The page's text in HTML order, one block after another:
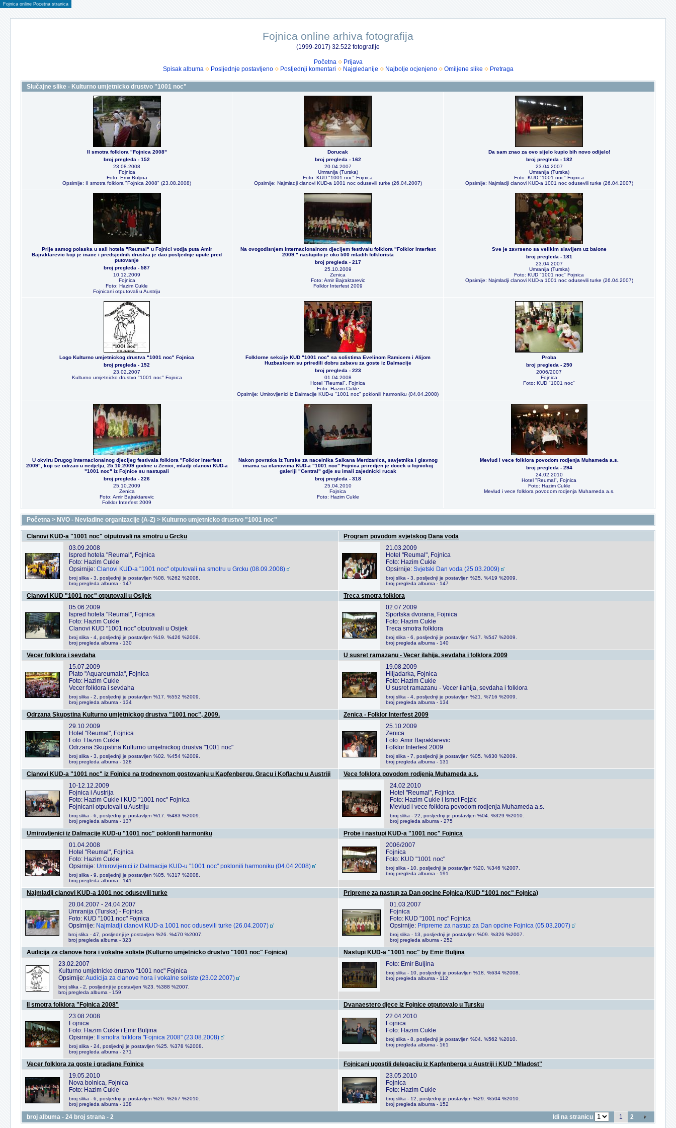
Fojnica online Pocetna stranica
Fojnica online arhiva fotografija
(1999-2017) 32.522 fotografije
Početna
Prijava
Spisak albuma
Posljednje postavljeno Posljednji komentari Najgledanije Najbolje ocjenjeno Omiljene slike Pretraga
Slučajne slike - Kulturno umjetnicko drustvo "1001 noc"
II smotra folklora "Fojnica 2008"
broj pregleda - 152
23.08.2008
Fojnica
Foto: Emir Buljina
Opsirnije: II smotra folklora "Fojnica 2008" (23.08.2008)
Dorucak
broj pregleda - 162
20.04.2007
Umranija (Turska)
Foto: KUD "1001 noc" Fojnica
Opsirnije: Najmladji clanovi KUD-a 1001 noc odusevili turke (26.04.2007)
Da sam znao za ovo sijelo kupio bih novo odijelo!
broj pregleda - 182
23.04.2007
Umranija (Turska)
Foto: KUD "1001 noc" Fojnica
Opsirnije: Najmladji clanovi KUD-a 1001 noc odusevili turke (26.04.2007)
Prije samog polaska u sali hotela "Reumal" u Fojnici vodja puta Amir
Bajraktarevic koji je inace i predsjednik drustva je dao posljednje upute pred
putovanje
broj pregleda - 587
10.12.2009
Fojnica
Foto: Hazim Cukle
Fojnicani otputovali u Austriju
Na ovogodisnjem internacionalnom djecijem festivalu folklora "Folklor Interfest
2009." nastupilo je oko 500 mladih folklorista
broj pregleda - 217
25.10.2009
Zenica
Foto: Amir Bajraktarevic
Folklor Interfest 2009
Sve je zavrseno sa velikim slavljem uz balone
broj pregleda - 181
23.04.2007
Umranija (Turska)
Foto: KUD "1001 noc" Fojnica
Opsirnije: Najmladji clanovi KUD-a 1001 noc odusevili turke (26.04.2007)
Logo Kulturno umjetnickog drustva "1001 noc" Fojnica
broj pregleda - 152
23.02.2007
Kulturno umjetnicko drustvo "1001 noc" Fojnica
Folklorne sekcije KUD "1001 noc" sa solistima Evelinom Ramicem i Alijom
Huzbasicem su priredili dobru zabavu za goste iz Dalmacije
broj pregleda - 223
01.04.2008
Hotel "Reumal", Fojnica
Foto: Hazim Cukle
Opsirnije: Umirovljenici iz Dalmacije KUD-u "1001 noc" poklonili harmoniku (04.04.2008)
Proba
broj pregleda - 250
2006/2007
Fojnica
Foto: KUD "1001 noc"
U okviru Drugog internacionalnog djecijeg festivala folklora "Folklor Interfest
2009", koji se odrzao u nedjelju, 25.10.2009 godine u Zenici, mladji clanovi KUD-a
"1001 noc" iz Fojnice su nastupali
broj pregleda - 226
25.10.2009
Zenica
Foto: Amir Bajraktarevic
Folklor Interfest 2009
Nakon povratka iz Turske za nacelnika Salkana Merdzanica, savjetnika i glavnog
imama sa clanovima KUD-a "1001 noc" Fojnica priredjen je docek u fojnickoj
galeriji "Central" gdje su imali zajednicki rucak
broj pregleda - 318
25.04.2010
Fojnica
Foto: Hazim Cukle
Mevlud i vece folklora povodom rodjenja Muhameda a.s.
broj pregleda - 294
24.02.2010
Hotel "Reumal", Fojnica
Foto: Hazim Cukle
Mevlud i vece folklora povodom rodjenja Muhameda a.s.
Početna > NVO - Nevladine organizacije (A-Z) > Kulturno umjetnicko drustvo "1001 noc"
Clanovi KUD-a "1001 noc" otputovali na smotru u Grcku
03.09.2008
Ispred hotela "Reumal", Fojnica
Foto: Hazim Cukle
Opsirnije: Clanovi KUD-a "1001 noc" otputovali na smotru u Grcku (08.09.2008)
broj slika - 3, posljednji je postavljen %08. %262 %2008.
broj pregleda albuma - 147
Program povodom svjetskog Dana voda
21.03.2009
Hotel "Reumal", Fojnica
Foto: Hazim Cukle
Opsirnije: Svjetski Dan voda (25.03.2009)
broj slika - 3, posljednji je postavljen %25. %419 %2009.
broj pregleda albuma - 147
Clanovi KUD "1001 noc" otputovali u Osijek
05.06.2009
Ispred hotela "Reumal", Fojnica
Foto: Hazim Cukle
Clanovi KUD "1001 noc" otputovali u Osijek
broj slika - 4, posljednji je postavljen %19. %426 %2009.
broj pregleda albuma - 130
Treca smotra folklora
02.07.2009
Sportska dvorana, Fojnica
Foto: Hazim Cukle
Treca smotra folklora
broj slika - 6, posljednji je postavljen %17. %547 %2009.
broj pregleda albuma - 140
Vecer folklora i sevdaha
15.07.2009
Plato "Aquareumala", Fojnica
Foto: Hazim Cukle
Vecer folklora i sevdaha
broj slika - 2, posljednji je postavljen %17. %552 %2009.
broj pregleda albuma - 134
U susret ramazanu - Vecer ilahija, sevdaha i folklora 2009
19.08.2009
Hiljadarka, Fojnica
Foto: Hazim Cukle
U susret ramazanu - Vecer ilahija, sevdaha i folklora
broj slika - 4, posljednji je postavljen %21. %716 %2009.
broj pregleda albuma - 134
Odrzana Skupstina Kulturno umjetnickog drustva "1001 noc", 2009.
29.10.2009
Hotel "Reumal", Fojnica
Foto: Hazim Cukle
Odrzana Skupstina Kulturno umjetnickog drustva "1001 noc"
broj slika - 3, posljednji je postavljen %02. %454 %2009.
broj pregleda albuma - 128
Zenica - Folklor Interfest 2009
25.10.2009
Zenica
Foto: Amir Bajraktarevic
Folklor Interfest 2009
broj slika - 7, posljednji je postavljen %05. %630 %2009.
broj pregleda albuma - 131
Clanovi KUD-a "1001 noc" iz Fojnice na trodnevnom gostovanju u Kapfenbergu, Gracu i Koflachu u Austriji
10-12.12.2009
Fojnica i Austrija
Foto: Hazim Cukle i KUD "1001 noc" Fojnica
Fojnicani otputovali u Austriju
broj slika - 6, posljednji je postavljen %17. %483 %2009.
broj pregleda albuma - 137
Vece folklora povodom rodjenja Muhameda a.s.
24.02.2010
Hotel "Reumal", Fojnica
Foto: Hazim Cukle i Ismet Fejzic
Mevlud i vece folklora povodom rodjenja Muhameda a.s.
broj slika - 22, posljednji je postavljen %04. %329 %2010.
broj pregleda albuma - 275
Umirovljenici iz Dalmacije KUD-u "1001 noc" poklonili harmoniku
01.04.2008
Hotel "Reumal", Fojnica
Foto: Hazim Cukle
Opsirnije: Umirovljenici iz Dalmacije KUD-u "1001 noc" poklonili harmoniku (04.04.2008)
broj slika - 9, posljednji je postavljen %05. %317 %2008.
broj pregleda albuma - 141
Probe i nastupi KUD-a "1001 noc" Fojnica
2006/2007
Fojnica
Foto: KUD "1001 noc"
broj slika - 10, posljednji je postavljen %20. %346 %2007.
broj pregleda albuma - 191
Najmladji clanovi KUD-a 1001 noc odusevili turke
20.04.2007 - 24.04.2007
Umranija (Turska) - Fojnica
Foto: KUD "1001 noc" Fojnica
Opsirnije: Najmladji clanovi KUD-a 1001 noc odusevili turke (26.04.2007)
broj slika - 47, posljednji je postavljen %26. %470 %2007.
broj pregleda albuma - 323
Pripreme za nastup za Dan opcine Fojnica (KUD "1001 noc" Fojnica)
01.03.2007
Fojnica
Foto: KUD "1001 noc" Fojnica
Opsirnije: Pripreme za nastup za Dan opcine Fojnica (05.03.2007)
broj slika - 13, posljednji je postavljen %09. %326 %2007.
broj pregleda albuma - 252
Audicija za clanove hora i vokalne soliste (Kulturno umjetnicko drustvo "1001 noc" Fojnica)
23.02.2007
Kulturno umjetnicko drustvo "1001 noc" Fojnica
Opsirnije:Audicija za clanove hora i vokalne soliste (23.02.2007)
broj slika - 2, posljednji je postavljen %23. %388 %2007.
broj pregleda albuma - 159
Nastupi KUD-a "1001 noc" by Emir Buljina
Foto: Emir Buljina
broj slika - 10, posljednji je postavljen %18. %634 %2008.
broj pregleda albuma - 112
II smotra folklora "Fojnica 2008"
23.08.2008
Fojnica
Foto: Hazim Cukle i Emir Buljina
Opsirnije:
II smotra folklora "Fojnica 2008" (23.08.2008)
broj slika - 24, posljednji je postavljen %25. %378 %2008.
broj pregleda albuma - 271
Dvanaestero djece iz Fojnice otputovalo u Tursku
22.04.2010
Fojnica
Foto: Hazim Cukle
broj slika - 8, posljednji je postavljen %04. %562 %2010.
broj pregleda albuma - 161
Vecer folklora za goste i gradjane Fojnice
19.05.2010
Nova bolnica, Fojnica
Foto: Hazim Cukle
broj slika - 6, posljednji je postavljen %26. %267 %2010.
broj pregleda albuma - 138
Fojnicani ugostili delegaciju iz Kapfenberga u Austriji i KUD "Mladost"
23.05.2010
Fojnica
Foto: Hazim Cukle
broj slika - 12, posljednji je postavljen %29. %504 %2010.
broj pregleda albuma - 152
broj albuma - 24 broj strana - 2 Idi na stranicu 1 2